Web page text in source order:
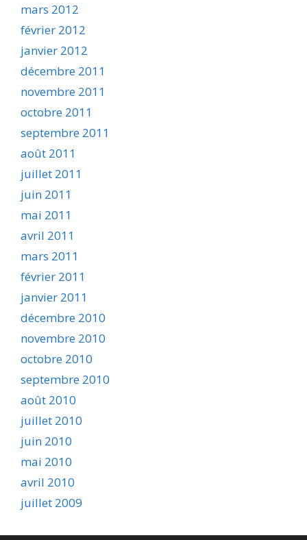
mars 2012
février 2012
janvier 2012
décembre 2011
novembre 2011
octobre 2011
septembre 2011
août 2011
juillet 2011
juin 2011
mai 2011
avril 2011
mars 2011
février 2011
janvier 2011
décembre 2010
novembre 2010
octobre 2010
septembre 2010
août 2010
juillet 2010
juin 2010
mai 2010
avril 2010
juillet 2009